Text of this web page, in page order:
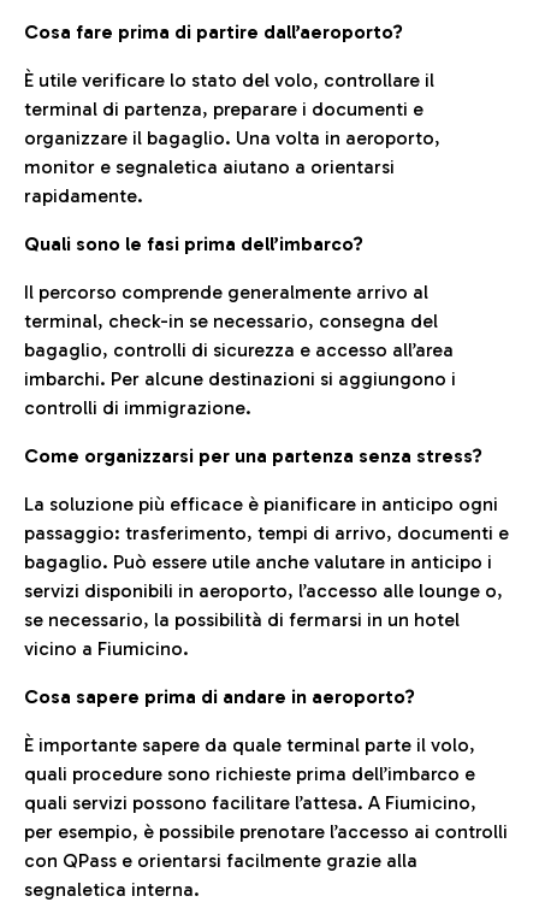
Cosa fare prima di partire dall’aeroporto?
È utile verificare lo stato del volo, controllare il
terminal di partenza, preparare i documenti e
organizzare il bagaglio. Una volta in aeroporto,
monitor e segnaletica aiutano a orientarsi
rapidamente.
Quali sono le fasi prima dell’imbarco?
Il percorso comprende generalmente arrivo al
terminal, check-in se necessario, consegna del
bagaglio, controlli di sicurezza e accesso all’area
imbarchi. Per alcune destinazioni si aggiungono i
controlli di immigrazione.
Come organizzarsi per una partenza senza stress?
La soluzione più efficace è pianificare in anticipo ogni
passaggio: trasferimento, tempi di arrivo, documenti e
bagaglio. Può essere utile anche valutare in anticipo i
servizi disponibili in aeroporto, l’accesso alle lounge o,
se necessario, la possibilità di fermarsi in un hotel
vicino a Fiumicino.
Cosa sapere prima di andare in aeroporto?
È importante sapere da quale terminal parte il volo,
quali procedure sono richieste prima dell’imbarco e
quali servizi possono facilitare l’attesa. A Fiumicino,
per esempio, è possibile prenotare l’accesso ai controlli
con QPass e orientarsi facilmente grazie alla
segnaletica interna.